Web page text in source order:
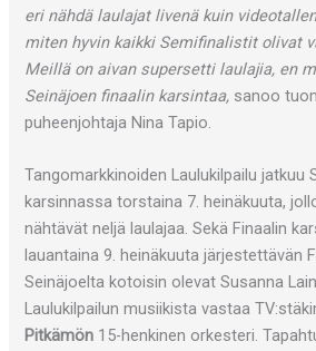
eri nähdä laulajat livenä kuin
miten hyvin kaikki Semifinalistit olivat
Meillä on aivan supersetti laulajia, en
Seinäjoen finaalin karsintaa, sanoo
puheenjohtaja Nina Tapio.
Tangomarkkinoiden Laulukilpailu jatkuu
karsinnassa torstaina 7. heinäkuuta,
nähtävät neljä laulajaa. Sekä Finaalin
lauantaina 9. heinäkuuta järjestettävän
Seinäjoelta kotoisin olevat Susanna
Laulukilpailun musiikista vastaa
Pitkämön 15-henkinen orkesteri.